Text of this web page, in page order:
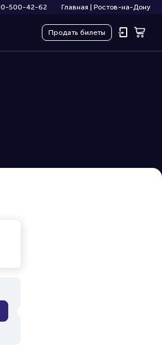
500-42-62 Главная Ростов-на-Дону
Продать билеты